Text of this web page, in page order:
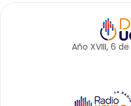
Año XVIII, 6 de